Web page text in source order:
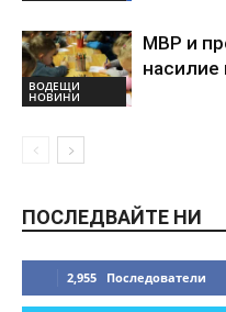
ВОДЕЩИ
НОВИНИ
МВР и
насилие
ПОСЛЕДВАЙТЕ НИ
2,955 Последователи